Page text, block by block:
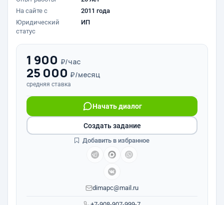
На сайте с
2011 года
Юридический
статус
ИП
1 900 ₽/час
25 000 ₽/месяц
средняя ставка
Начать диалог
dimapc@mail.ru
Создать задание
Добавить в избранное